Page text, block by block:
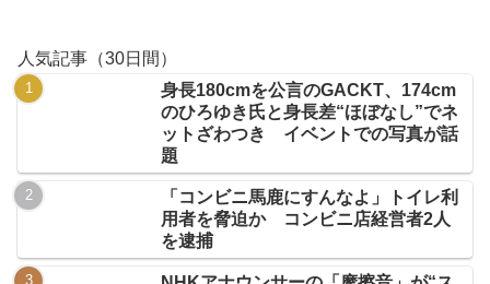
人気記事（30日間）
身長180cmを公言のGACKT、174cm
のひろゆき氏と身長差“ほぼなし”でネ
ットざわつき イベントでの写真が話
題
「コンビニ馬鹿にすんなよ」トイレ利
用者を脅迫か コンビニ店経営者2人
を逮捕